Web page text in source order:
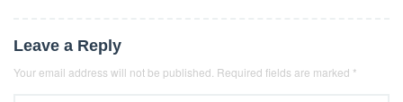
Leave a Reply
Your email address will not be published. Required fields are marked *